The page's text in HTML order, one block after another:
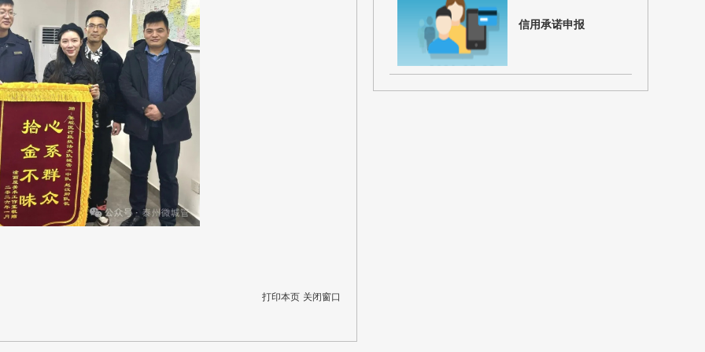
打印本页 关闭窗口
信用承诺申报